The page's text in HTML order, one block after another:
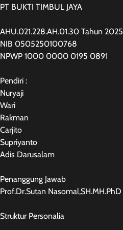
PT BUKTI TIMBUL JAYA
AHU.021.228.AH.01.30 Tahun 2025
NIB 0505250100768
NPWP 1000 0000 0195 0891
Pendiri :
Nuryaji
Wari
Rakman
Carjito
Supriyanto
Adis Darusalam
Penanggung Jawab
Prof.Dr.Sutan Nasomal,SH.MH.PhD
Struktur Personalia